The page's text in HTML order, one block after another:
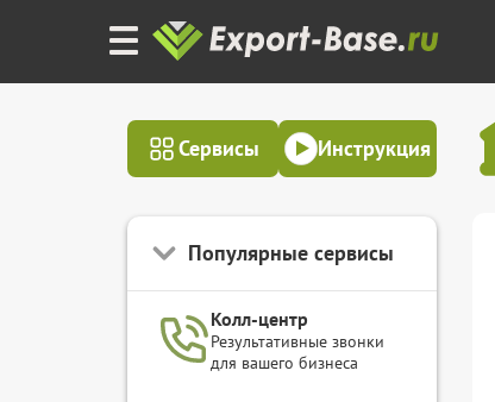
Сервисы Инструкция
Популярные сервисы
Колл-центр
Результативные звонки
для вашего бизнеса